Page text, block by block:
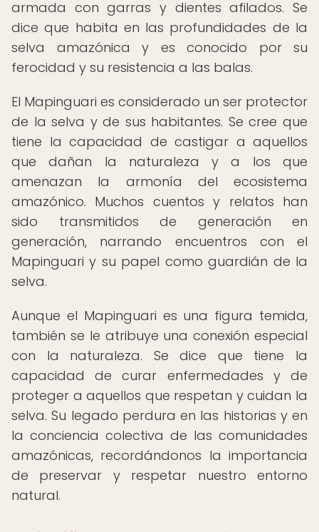
armada con garras y dientes afilados. Se
dice que habita en las profundidades de la
selva amazónica y es conocido por su
ferocidad y su resistencia a las balas.
El Mapinguari es considerado un ser protector
de la selva y de sus habitantes. Se cree que
tiene la capacidad de castigar a aquellos
que dañan la naturaleza y a los que
amenazan la armonía del ecosistema
amazónico. Muchos cuentos y relatos han
sido transmitidos de generación en
generación, narrando encuentros con el
Mapinguari y su papel como guardián de la
selva.
Aunque el Mapinguari es una figura temida,
también se le atribuye una conexión especial
con la naturaleza. Se dice que tiene la
capacidad de curar enfermedades y de
proteger a aquellos que respetan y cuidan la
selva. Su legado perdura en las historias y en
la conciencia colectiva de las comunidades
amazónicas, recordándonos la importancia
de preservar y respetar nuestro entorno
natural.